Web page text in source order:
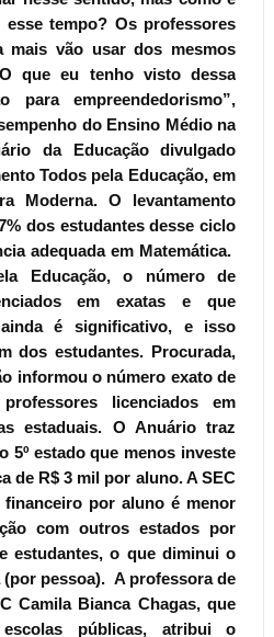
tempo? Os professores
mais vão usar dos mesmos
que eu tenho visto dessa
para empreendedorismo”,
do Ensino Médio na
da Educação divulgado
Todos pela Educação, em
Moderna. O levantamento
dos estudantes desse ciclo
adequada em Matemática.
Educação, o número de
em exatas e que
ainda é significativo, e isso
dos estudantes. Procurada,
informou o número exato de
licenciados em
estaduais. O Anuário traz
5º estado que menos investe
de R$ 3 mil por aluno. A SEC
por aluno é menor
com outros estados por
estudantes, o que diminui o
pessoa). A professora de
Camila Bianca Chagas, que
públicas, atribui o